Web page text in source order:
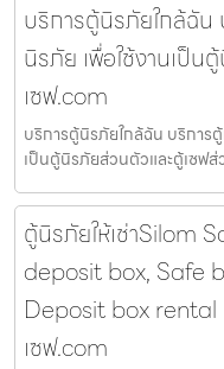
บริการตู้นิรภัยใกล้ฉัน
นิรภัย เพื่อใช้งานเป็
เซฟ.com
บริการตู้นิรภัยใกล้ฉัน บริการตู้
เป็นตู้นิรภัยส่วนตัวและตู้เซฟ
ตู้นิรภัยให้เช่าSilom
deposit box, Safe
Deposit box
เซฟ.com